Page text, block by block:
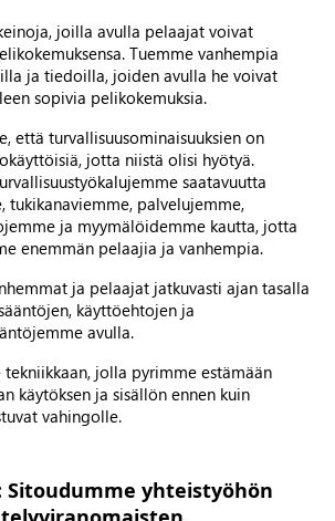
joilla avulla pelaajat voivat
Tuemme vanhempia
ja tiedoilla, joiden avulla he voivat
sopivia pelikokemuksia.
että turvallisuusominaisuuksien on
jotta niistä olisi hyötyä.
saatavuutta
tukikanaviemme, palvelujemme,
ja myymälöidemme kautta, jotta
enemmän pelaajia ja vanhempia.
ja pelaajat jatkuvasti ajan tasalla
käyttöehtojen ja
avulla.
tekniikkaan, jolla pyrimme estämään
käytöksen ja sisällön ennen kuin
vahingolle.
Sitoudumme yhteistyöhön